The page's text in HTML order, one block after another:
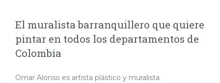
El muralista barranquillero que quiere
pintar en todos los departamentos de
Colombia
Omar Alonso es artista plástico y muralista